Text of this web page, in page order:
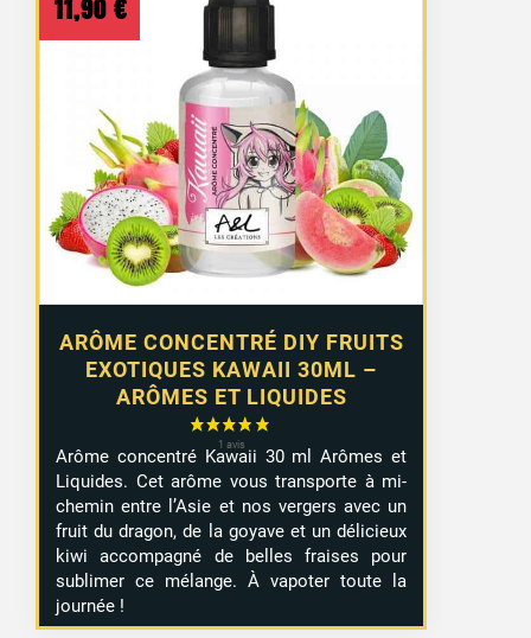
ARÔME CONCENTRÉ DIY FRUITS
EXOTIQUES KAWAII 30ML –
ARÔMES ET LIQUIDES
11,90 €
Arôme concentré Kawaii 30 ml Arômes et
Liquides. Cet arôme vous transporte à mi-
chemin entre l’Asie et nos vergers avec un
fruit du dragon, de la goyave et un délicieux
kiwi accompagné de belles fraises pour
sublimer ce mélange. À vapoter toute la
journée !